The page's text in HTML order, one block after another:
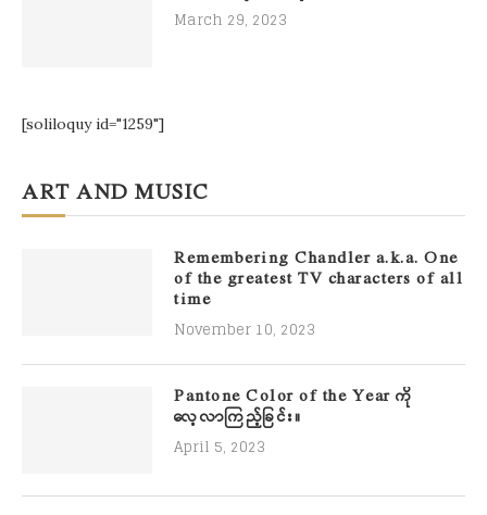
March 29, 2023
[soliloquy id="1259"]
ART AND MUSIC
Remembering Chandler a.k.a. One
of the greatest TV characters of all
time
November 10, 2023
Pantone Color of the Year ကို
လေ့လာကြည့်ခြင်း။
April 5, 2023